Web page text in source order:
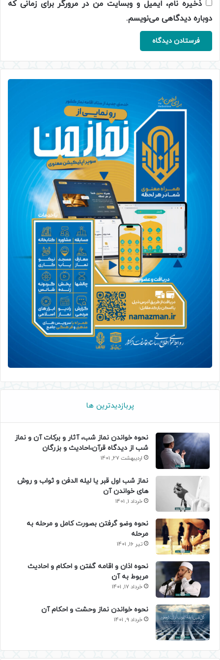
ذخیره نام، ایمیل و وبسایت من در مرورگر برای زمانی که
دوباره دیدگاهی می‌نویسم.
پربازدیدترین ها
نحوه خواندن نماز شب، آثار و برکات آن و نماز
شب از دیدگاه قرآن،احادیث و بزرگان
اردیبهشت 27, 1401
نماز شب اول قبر یا لیله الدفن و ثواب و روش
های خواندن آن
خرداد 1, 1401
نحوه وضو گرفتن بصورت کامل و مرحله به
مرحله
تیر 16, 1401
نحوه اذان و اقامه گفتن و احکام و احادیث
مربوط به آن
خرداد 17, 1401
نحوه خواندن نماز وحشت و احکام آن
خرداد 9, 1401